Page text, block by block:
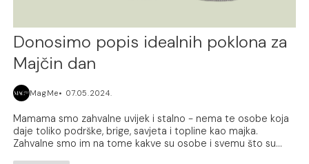
Donosimo popis idealnih poklona za
Majčin dan
MagMe 07.05.2024.
Mamama smo zahvalne uvijek i stalno - nema te osobe koja
daje toliko podrške, brige, savjeta i topline kao majka.
Zahvalne smo im na tome kakve su osobe i svemu što su...